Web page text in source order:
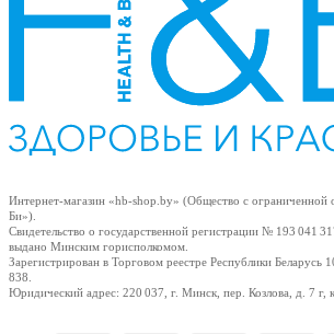
Интернет-магазин «hb-shop.by» (Общество с ограниченной
Би»).
Свидетельство о государственной регистрации № 193 041
выдано Минским горисполкомом.
Зарегистрирован в Торговом реестре Республики Беларусь
838.
Юридический адрес: 220 037, г. Минск, пер. Козлова, д. 7 г,